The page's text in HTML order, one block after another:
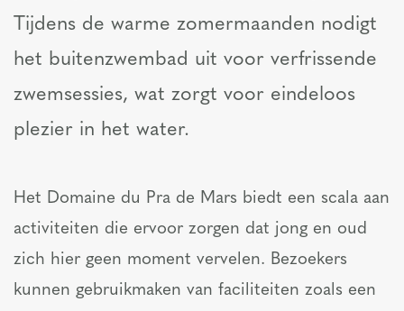
Tijdens de warme zomermaanden nodigt
het buitenzwembad uit voor verfrissende
zwemsessies, wat zorgt voor eindeloos
plezier in het water.
Het Domaine du Pra de Mars biedt een scala aan
activiteiten die ervoor zorgen dat jong en oud
zich hier geen moment vervelen. Bezoekers
kunnen gebruikmaken van faciliteiten zoals een